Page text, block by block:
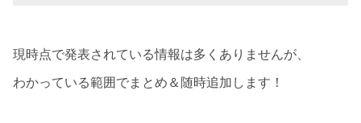
現時点で発表されている情報は多くありませんが、
わかっている範囲でまとめ＆随時追加します！